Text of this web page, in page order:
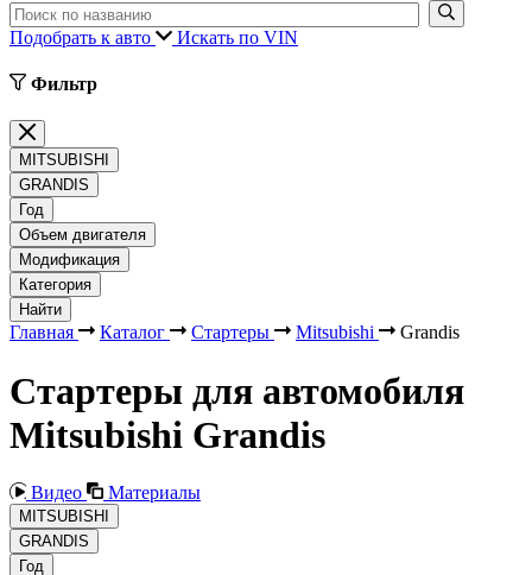
Подобрать к авто Искать по VIN
Фильтр
MITSUBISHI
GRANDIS
Год
Объем двигателя
Модификация
Категория
Найти
Главная Каталог Стартеры Mitsubishi Grandis
Стартеры для автомобиля
Mitsubishi Grandis
Видео Материалы
MITSUBISHI
GRANDIS
Год